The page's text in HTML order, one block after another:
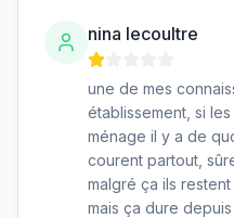
nina lecoultre
une de mes
établissement, si
ménage il y a de
courent partout,
malgré ça ils
mais ça dure depuis